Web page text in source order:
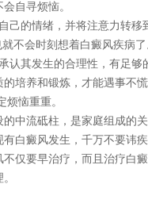
自寻烦恼。
的情绪，并将注意力转移
不会时刻想着白癜风疾病
其发生的合理性，有足够
培养和锻炼，才能遇事不
恼重重。
流砥柱，是家庭组成的
白癜风发生，千万不要讳
不仅要早治疗，而且治疗白